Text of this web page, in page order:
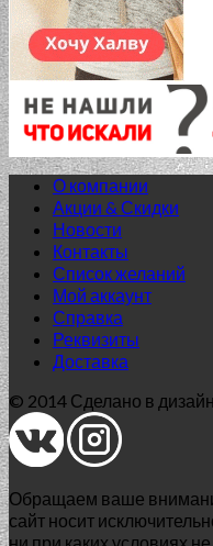
О компании
Акции & Скидки
Новости
Контакты
Список желаний
Мой аккаунт
Справка
Реквизиты
Доставка
© 2014 Сделано в
Обращаем ваше
сайт носит